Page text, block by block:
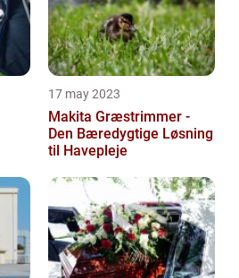
17 may 2023
Makita Græstrimmer -
Den Bæredygtige Løsning
til Havepleje